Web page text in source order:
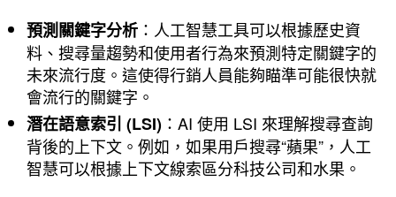
預測關鍵字分析 ：人工智慧工具可以根據歷史資
料、搜尋量趨勢和使用者行為來預測特定關鍵字的
未來流行度。這使得行銷人員能夠瞄準可能很快就
會流行的關鍵字。
潛在語意索引 (LSI) ：AI 使用 LSI 來理解搜尋查詢
背後的上下文。例如，如果用戶搜尋“蘋果”，人工
智慧可以根據上下文線索區分科技公司和水果。